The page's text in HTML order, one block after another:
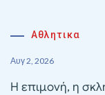
Αθλητικα
Αυγ 2, 2026
Η επιμονή, η